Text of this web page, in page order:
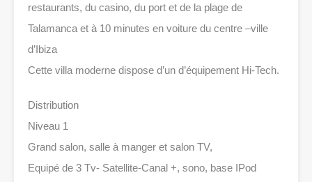
restaurants, du casino, du port et de la plage de
Talamanca et à 10 minutes en voiture du centre –ville
d’Ibiza
Cette villa moderne dispose d’un d’équipement Hi-Tech.
Distribution
Niveau 1
Grand salon, salle à manger et salon TV,
Equipé de 3 Tv- Satellite-Canal +, sono, base IPod